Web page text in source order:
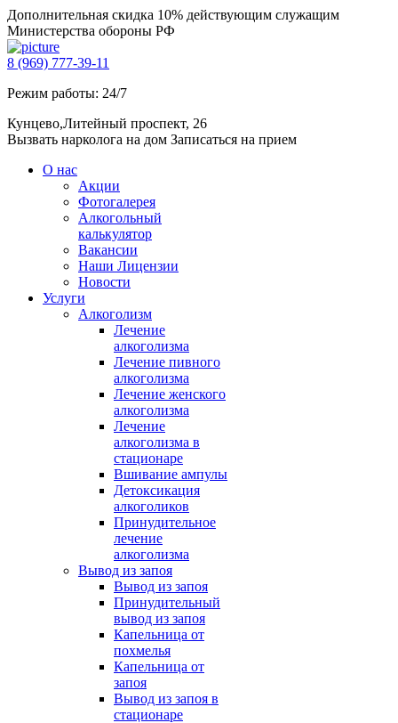
Дополнительная скидка 10% действующим служащим
Министерства обороны РФ
8 (969) 777-39-11
Режим работы: 24/7
Кунцево,Литейный проспект, 26
Вызвать нарколога на дом Записаться на прием
О нас
Акции
Фотогалерея
Алкогольный
калькулятор
Вакансии
Наши Лицензии
Новости
Услуги
Алкоголизм
Лечение
алкоголизма
Лечение пивного
алкоголизма
Лечение женского
алкоголизма
Лечение
алкоголизма в
стационаре
Вшивание ампулы
Детоксикация
алкоголиков
Принудительное
лечение
алкоголизма
Вывод из запоя
Вывод из запоя
Принудительный
вывод из запоя
Капельница от
похмелья
Капельница от
запоя
Вывод из запоя в
стационаре